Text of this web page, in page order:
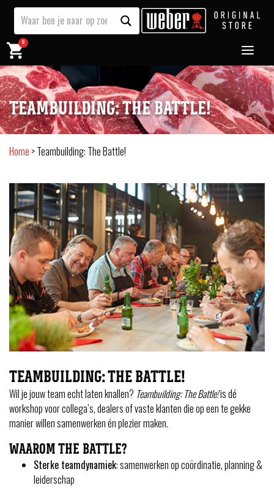
0
TEAMBUILDING: THE BATTLE!
Home >Teambuilding: The Battle!
TEAMBUILDING: THE BATTLE!
Wil je jouw team echt laten knallen? Teambuilding: The Battle!is dé
workshop voor collega’s, dealers of vaste klanten die op een te gekke
manier willen samenwerken én plezier maken.
WAAROM THE BATTLE?
Sterke teamdynamiek: samenwerken op coördinatie, planning &
leiderschap